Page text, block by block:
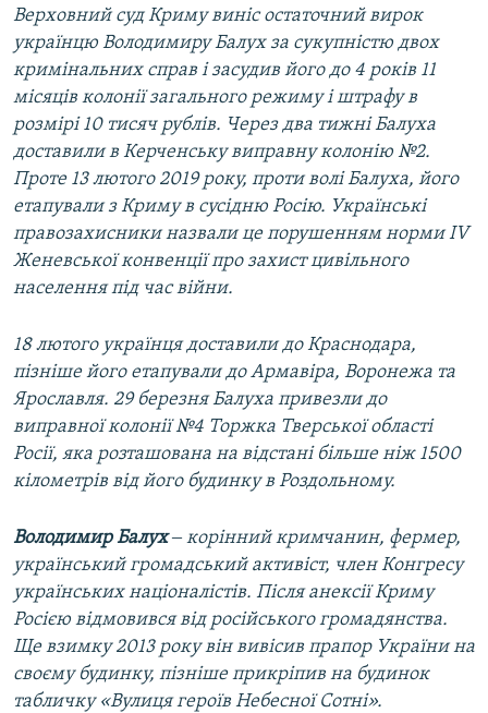
Верховний суд Криму виніс остаточний вирок
українцю Володимиру Балух за сукупністю двох
кримінальних справ і засудив його до 4 років 11
місяців колонії загального режиму і штрафу в
розмірі 10 тисяч рублів. Через два тижні Балуха
доставили в Керченську виправну колонію №2.
Проте 13 лютого 2019 року, проти волі Балуха, його
етапували з Криму в сусідню Росію. Українські
правозахисники назвали це порушенням норми IV
Женевської конвенції про захист цивільного
населення під час війни.
18 лютого українця доставили до Краснодара,
пізніше його етапували до Армавіра, Воронежа та
Ярославля. 29 березня Балуха привезли до
виправної колонії №4 Торжка Тверської області
Росії, яка розташована на відстані більше ніж 1500
кілометрів від його будинку в Роздольному.
Володимир Балух‒ корінний кримчанин, фермер,
український громадський активіст, член Конгресу
українських націоналістів. Після анексії Криму
Росією відмовився від російського громадянства.
Ще взимку 2013 року він вивісив прапор України на
своєму будинку, пізніше прикріпив на будинок
табличку «Вулиця героїв Небесної Сотні».